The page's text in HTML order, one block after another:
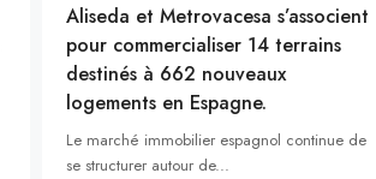
Aliseda et Metrovacesa s’associent
pour commercialiser 14 terrains
destinés à 662 nouveaux
logements en Espagne.
Le marché immobilier espagnol continue de
se structurer autour de...